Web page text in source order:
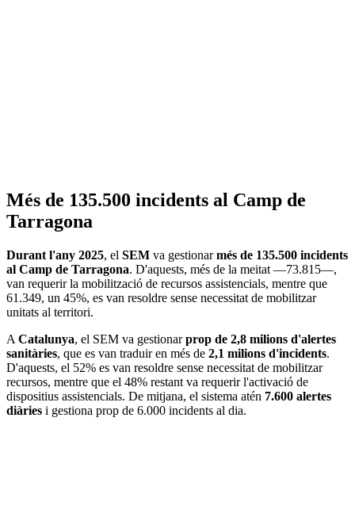
Més de 135.500 incidents al Camp de
Tarragona
Durant l'any 2025, el SEM va gestionarmés de 135.500 incidents
al Camp de Tarragona. D'aquests, més de la meitat —73.815—,
van requerir la mobilització de recursos assistencials, mentre que
61.349, un 45%, es van resoldre sense necessitat de mobilitzar
unitats al territori.
A Catalunya, el SEM va gestionarprop de 2,8 milions d'alertes
sanitàries, que es van traduir en més de 2,1 milions d'incidents.
D'aquests, el 52% es van resoldre sense necessitat de mobilitzar
recursos, mentre que el 48% restant va requerir l'activació de
dispositius assistencials. De mitjana, el sistema atén 7.600 alertes
diàries i gestiona prop de 6.000 incidents al dia.